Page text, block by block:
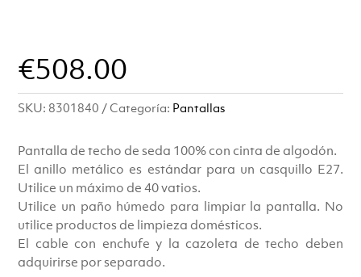
€508.00
SKU: 8301840 Categoría: Pantallas
Pantalla de techo de seda 100% con cinta de algodón.
El anillo metálico es estándar para un casquillo E27.
Utilice un máximo de 40 vatios.
Utilice un paño húmedo para limpiar la pantalla. No
utilice productos de limpieza domésticos.
El cable con enchufe y la cazoleta de techo deben
adquirirse por separado.